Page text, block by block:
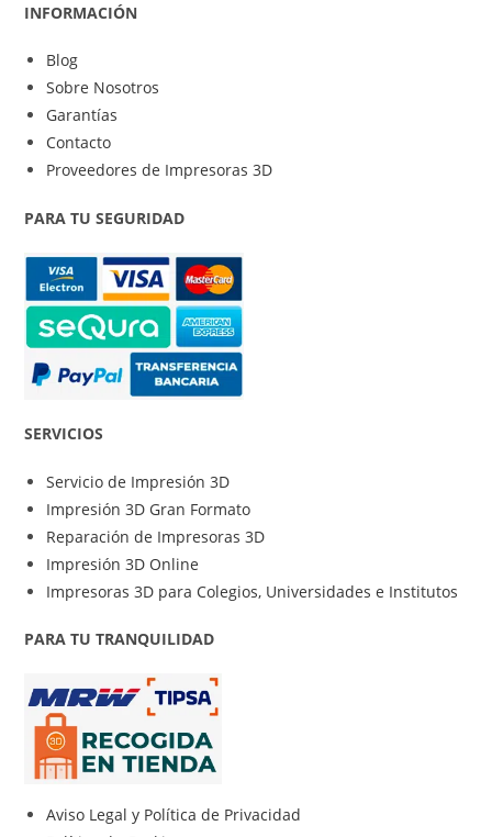
INFORMACIÓN
Blog
Sobre Nosotros
Garantías
Contacto
Proveedores de Impresoras 3D
PARA TU SEGURIDAD
SERVICIOS
Servicio de Impresión 3D
Impresión 3D Gran Formato
Reparación de Impresoras 3D
Impresión 3D Online
Impresoras 3D para Colegios, Universidades e Institutos
PARA TU TRANQUILIDAD
Aviso Legal y Política de Privacidad